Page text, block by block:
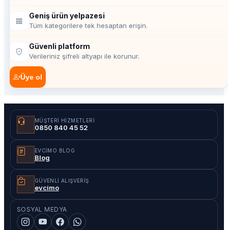
Geniş ürün yelpazesi
Tüm kategorilere tek hesaptan erişin.
Güvenli platform
Verileriniz şifreli altyapı ile korunur.
Üye ol
MÜŞTERI HIZMETLERI
0850 840 45 52
EVCIMO BLOG
Blog
GÜVENLI ALIŞVERIŞ
evcimo
SOSYAL MEDYA